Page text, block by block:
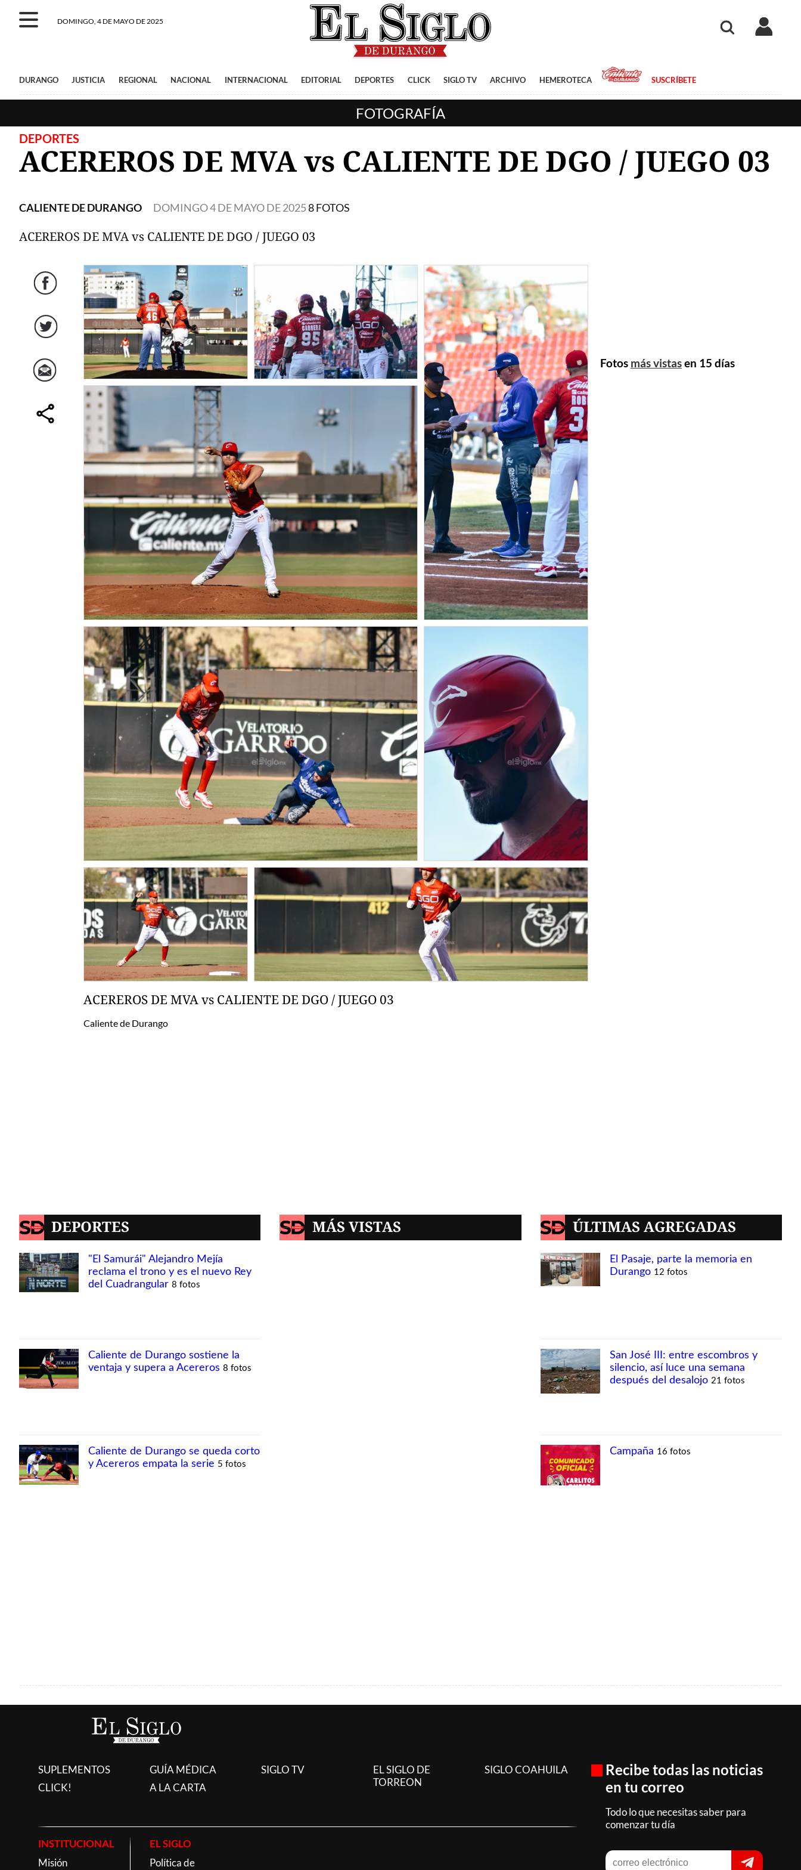
DOMINGO, 4 DE MAYO DE 2025
DURANGO JUSTICIA REGIONAL NACIONAL INTERNACIONAL EDITORIAL DEPORTES CLICK SIGLO TV ARCHIVO HEMEROTECA SUSCRÍBETE
FOTOGRAFÍA
DEPORTES
ACEREROS DE MVA vs CALIENTE DE DGO / JUEGO 03
CALIENTE DE DURANGO DOMINGO 4 DE MAYO DE 20258 FOTOS
ACEREROS DE MVA vs CALIENTE DE DGO / JUEGO 03
Facebook
Twitter
Correo
comparte
ACEREROS DE MVA vs CALIENTE DE DGO / JUEGO 03
Caliente de Durango
Fotos más vistasen 15 días
DEPORTES MÁS VISTAS ÚLTIMAS AGREGADAS